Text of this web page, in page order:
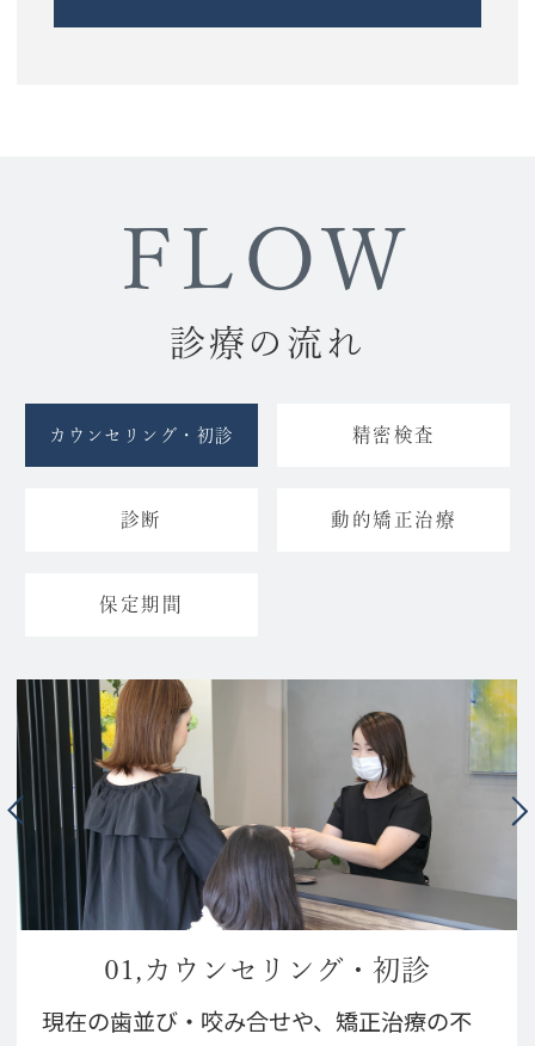
FLOW
診療の流れ
カウンセリング・初診 精密検査
診断 動的矯正治療
保定期間
01,カウンセリング・初診
現在の歯並び・咬み合せや、矯正治療の不